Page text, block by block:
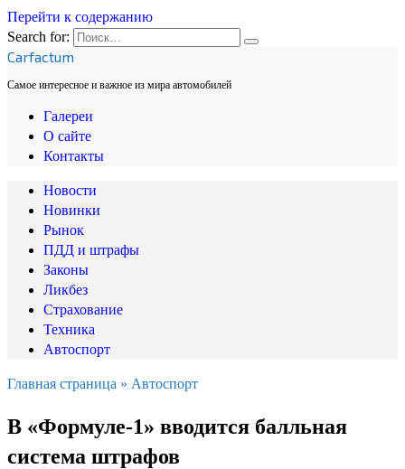
Перейти к содержанию
Search for:
Carfactum
Самое интересное и важное из мира автомобилей
Галереи
О сайте
Контакты
Новости
Новинки
Рынок
ПДД и штрафы
Законы
Ликбез
Страхование
Техника
Автоспорт
Главная страница » Автоспорт
В «Формуле-1» вводится балльная
система штрафов